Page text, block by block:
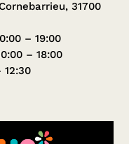
31700
– 19:00
– 18:00
12:30